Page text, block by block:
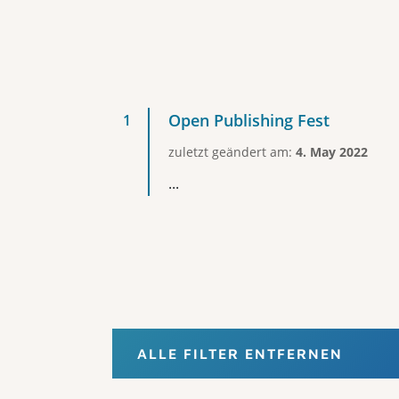
Open Publishing Fest
zuletzt geändert am: 4. May 2022
...
ALLE FILTER ENTFERNEN